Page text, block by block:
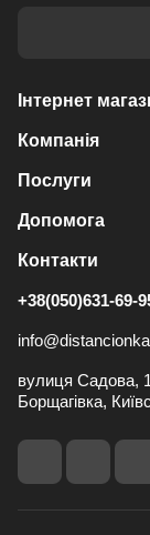
Інтернет
Компанія
Послуги
Допомога
Контакти
+38(050)631-69-
вулиця Садова,
Борщагівка,